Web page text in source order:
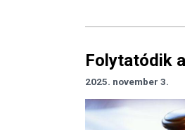
Folytatódik
2025. november 3.